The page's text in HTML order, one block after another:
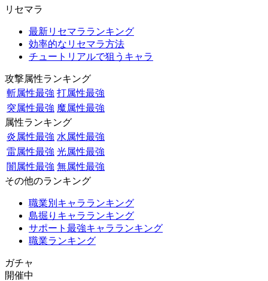
リセマラ
最新リセマラランキング
効率的なリセマラ方法
チュートリアルで狙うキャラ
攻撃属性ランキング
斬属性最強 打属性最強
突属性最強 魔属性最強
属性ランキング
炎属性最強 水属性最強
雷属性最強 光属性最強
闇属性最強 無属性最強
その他のランキング
職業別キャラランキング
島掘りキャラランキング
サポート最強キャラランキング
職業ランキング
ガチャ
開催中